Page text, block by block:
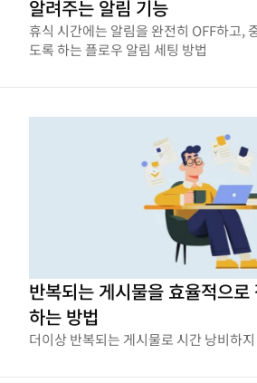
알려주는 알림 기능
휴식 시간에는 알림을 완전히 OFF하고,
도록 하는 플로우 알림 세팅 방법
반복되는 게시물을 효율적으로
하는 방법
더이상 반복되는 게시물로 시간 낭비하